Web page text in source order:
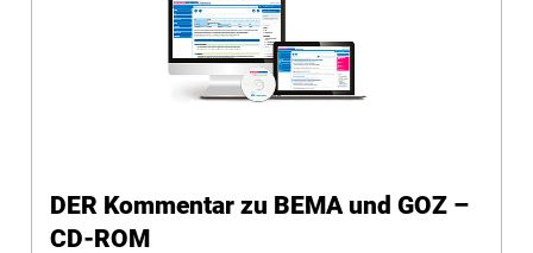
DER Kommentar zu BEMA und GOZ –
CD-ROM